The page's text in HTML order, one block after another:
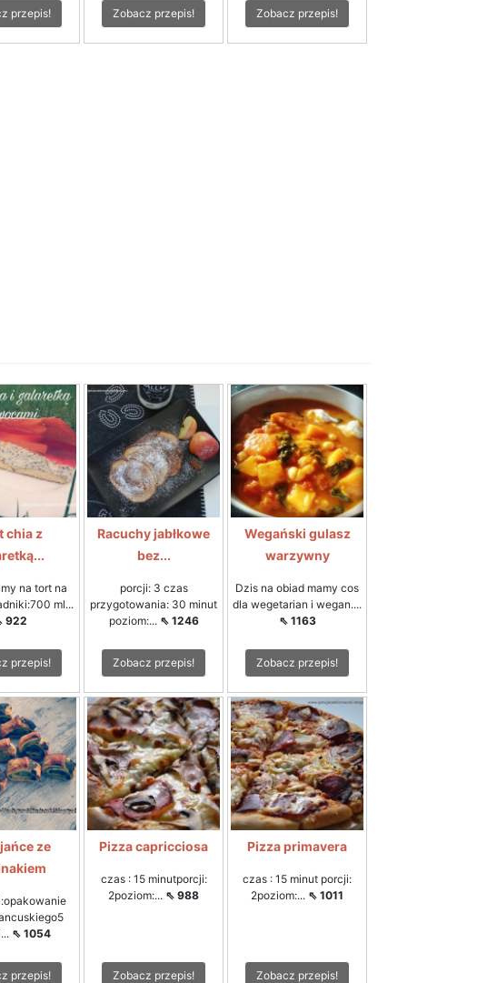
przepis! Zobacz przepis! Zobacz przepis!
chia z
na tort na
ml...
922
przepis!
Racuchy jabłkowe
bez...
porcji: 3 czas
przygotowania: 30 minut
poziom:... ⇖ 1246
Zobacz przepis!
Wegański gulasz
warzywny
Dzis na obiad mamy cos
dla wegetarian i wegan....
⇖ 1163
Zobacz przepis!
ze
⇖ 1054
przepis!
Pizza capricciosa
czas : 15 minutporcji:
2poziom:... ⇖ 988
Zobacz przepis!
Pizza primavera
czas : 15 minut porcji:
2poziom:... ⇖ 1011
Zobacz przepis!